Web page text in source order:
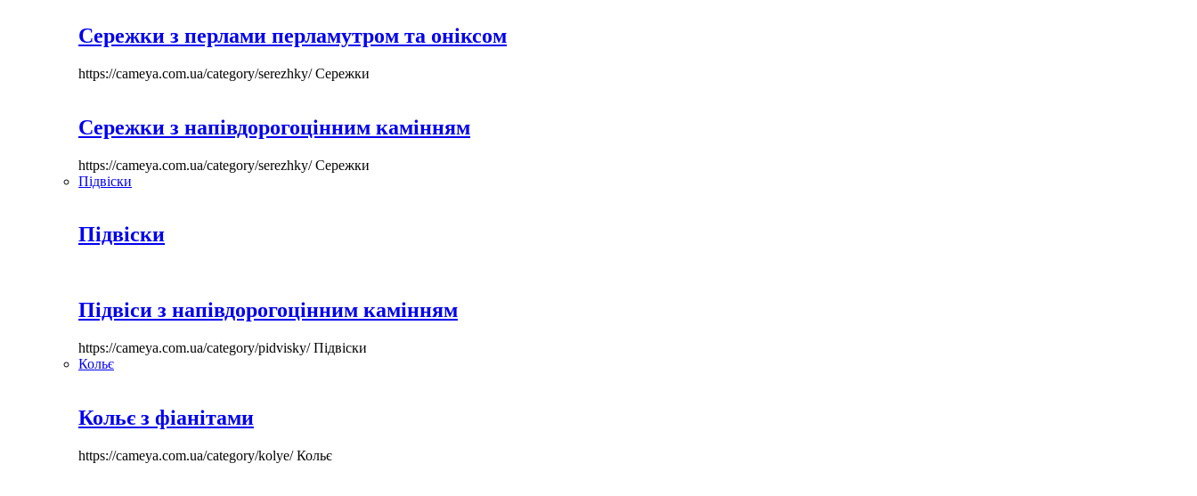
Сережки з перлами перламутром та оніксом
https://cameya.com.ua/category/serezhky/Сережки
Сережки з напівдорогоцінним камінням
https://cameya.com.ua/category/serezhky/Сережки
Підвіски
Підвіски
Підвіси з напівдорогоцінним камінням
https://cameya.com.ua/category/pidvisky/Підвіски
Кольє
Кольє з фіанітами
https://cameya.com.ua/category/kolye/Кольє